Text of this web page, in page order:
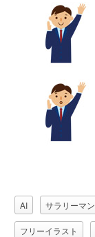
AI サラリーマン
フリーイラスト